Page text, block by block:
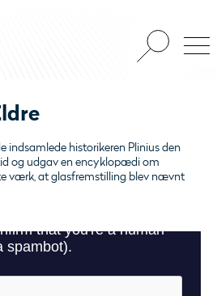
indsamlede historikeren Plinius den
og udgav en encyklopædi om
værk, at glasfremstilling blev nævnt